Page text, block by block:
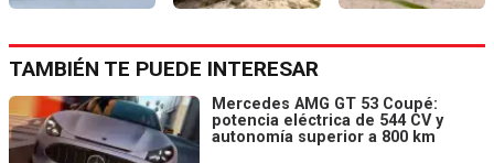
TAMBIÉN TE PUEDE INTERESAR
Mercedes AMG GT 53 Coupé:
potencia eléctrica de 544 CV y
autonomía superior a 800 km